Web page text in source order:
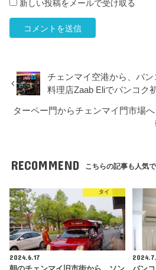
新しい投稿をメールで受け取る
チェンマイ空港から、バ
料理店Zaab Eliでバンコ
ターペー門からチェンマイ門市
RECOMMEND こちらの記事も人気で
タイ
2024.6.17